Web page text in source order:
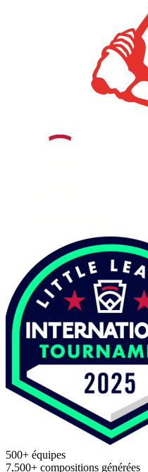
500+ équipes
7,500+ compositions générées